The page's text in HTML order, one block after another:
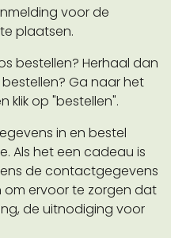
voor de
plaatsen.
bestellen? Herhaal dan
Ga naar het
klik op "bestellen".
in en bestel
Als het een cadeau is
de contactgegevens
om ervoor te zorgen dat
de uitnodiging voor